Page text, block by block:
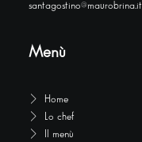
santagostino@maurobrina.it
Menù
Home
Lo chef
Il menù